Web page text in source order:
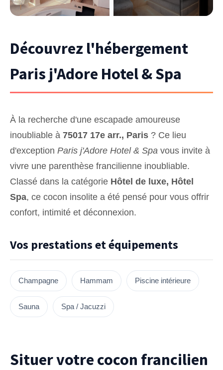
Découvrez l'hébergement
Paris j'Adore Hotel & Spa
À la recherche d'une escapade amoureuse
inoubliable à 75017 17e arr., Paris ? Ce lieu
d'exception Paris j'Adore Hotel & Spa vous invite à
vivre une parenthèse francilienne inoubliable.
Classé dans la catégorie Hôtel de luxe, Hôtel
Spa, ce cocon insolite a été pensé pour vous offrir
confort, intimité et déconnexion.
Vos prestations et équipements
Champagne Hammam Piscine intérieure
Sauna Spa / Jacuzzi
Situer votre cocon francilien